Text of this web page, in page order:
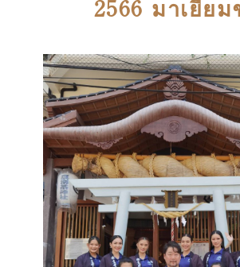
เทศกาลและพิธี
เครื่องราง
ติดต่อเรา
ภาษาไทย
2566 มาเยี่ยม